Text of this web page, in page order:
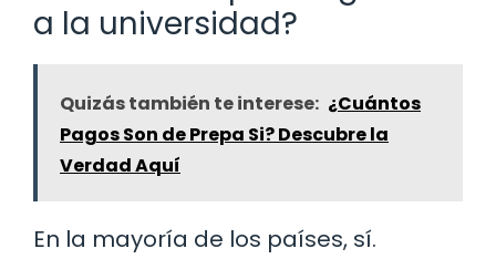
a la universidad?
Quizás también te interese: ¿Cuántos
Pagos Son de Prepa Si? Descubre la
Verdad Aquí
En la mayoría de los países, sí.